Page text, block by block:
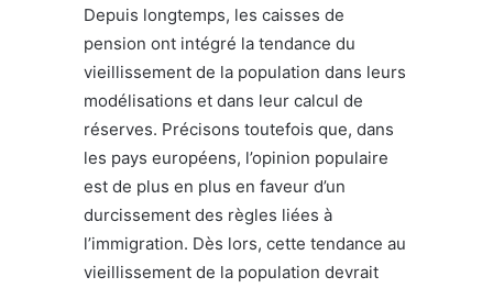
Depuis longtemps, les caisses de
pension ont intégré la tendance du
vieillissement de la population dans leurs
modélisations et dans leur calcul de
réserves. Précisons toutefois que, dans
les pays européens, l’opinion populaire
est de plus en plus en faveur d’un
durcissement des règles liées à
l’immigration. Dès lors, cette tendance au
vieillissement de la population devrait